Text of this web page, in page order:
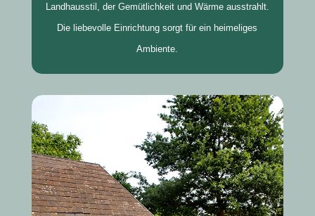
Landhausstil, der Gemütlichkeit und Wärme ausstrahlt.
Die liebevolle Einrichtung sorgt für ein heimeliges
Ambiente.